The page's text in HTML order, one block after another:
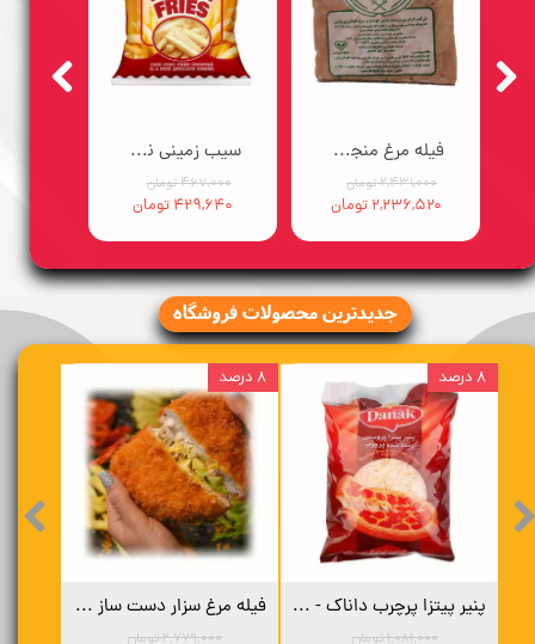
سیب زمینی نیمه آماده ایبریا (10در10) - 2/5 کیلوگرم
۴۶۷,۰۰۰ تومان
۴۲۹,۶۴۰ تومان
فیله مرغ منجمد سورن - 2/5 کیلوگرم
۲,۴۳۱,۰۰۰ تومان
۲,۲۳۶,۵۲۰ تومان
​​جدیدترین محصولات فروشگاه
فیله مرغ سزار دست ساز - 3 کیلوگرم
۲,۷۷۹,۰۰۰ تومان
۸ درصد
پنیر پیتزا پرچرب داناک - 2 کیلوگرم
۱,۰۸۱,۰۰۰ تومان
۸ درصد